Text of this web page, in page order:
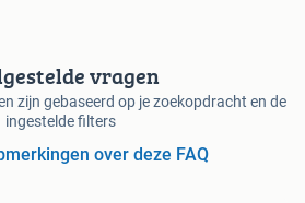
vragen
zijn gebaseerd op je zoekopdracht en de
ingestelde filters
over deze FAQ